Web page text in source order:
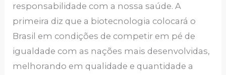
responsabilidade com a nossa saúde. A
primeira diz que a biotecnologia colocará o
Brasil em condições de competir em pé de
igualdade com as nações mais desenvolvidas,
melhorando em qualidade e quantidade a